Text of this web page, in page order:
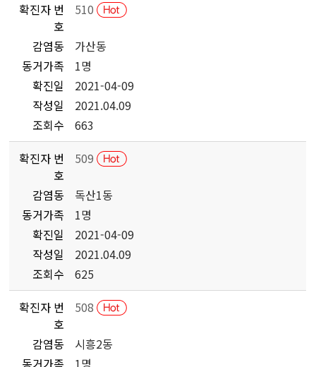
확진자 번
호
510
감염동
가산동
동거가족
1명
확진일
2021-04-09
작성일
2021.04.09
조회수
663
확진자 번
호
509
감염동
독산1동
동거가족
1명
확진일
2021-04-09
작성일
2021.04.09
조회수
625
확진자 번
호
508
감염동
시흥2동
동거가족
1명